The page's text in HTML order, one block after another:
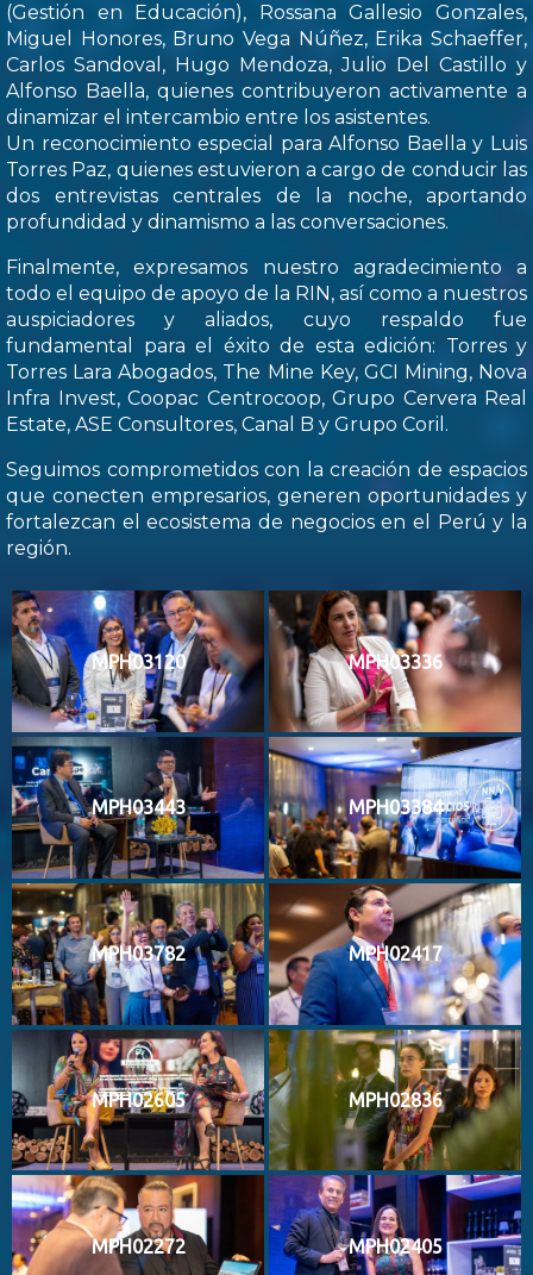
(Gestión en Educación), Rossana Gallesio Gonzales,
Miguel Honores, Bruno Vega Núñez, Erika Schaeffer,
Carlos Sandoval, Hugo Mendoza, Julio Del Castillo y
Alfonso Baella, quienes contribuyeron activamente a
dinamizar el intercambio entre los asistentes.
Un reconocimiento especial para Alfonso Baella y Luis
Torres Paz, quienes estuvieron a cargo de conducir las
dos entrevistas centrales de la noche, aportando
profundidad y dinamismo a las conversaciones.
Finalmente, expresamos nuestro agradecimiento a
todo el equipo de apoyo de la RIN, así como a nuestros
auspiciadores y aliados, cuyo respaldo fue
fundamental para el éxito de esta edición: Torres y
Torres Lara Abogados, The Mine Key, GCI Mining, Nova
Infra Invest, Coopac Centrocoop, Grupo Cervera Real
Estate, ASE Consultores, Canal B y Grupo Coril.
Seguimos comprometidos con la creación de espacios
que conecten empresarios, generen oportunidades y
fortalezcan el ecosistema de negocios en el Perú y la
región.
MPH03120 MPH03336
MPH03443 MPH03384
MPH03782 MPH02417
MPH02605 MPH02836
MPH02272 MPH02405